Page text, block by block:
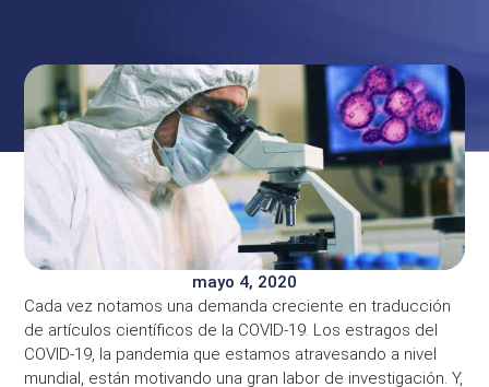
mayo 4, 2020
Cada vez notamos una demanda creciente en traducción
de artículos científicos de la COVID-19. Los estragos del
COVID-19, la pandemia que estamos atravesando a nivel
mundial, están motivando una gran labor de investigación. Y,